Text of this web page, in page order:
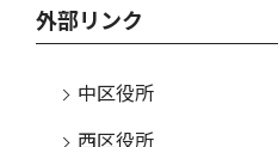
外部リンク
中区役所
西区役所